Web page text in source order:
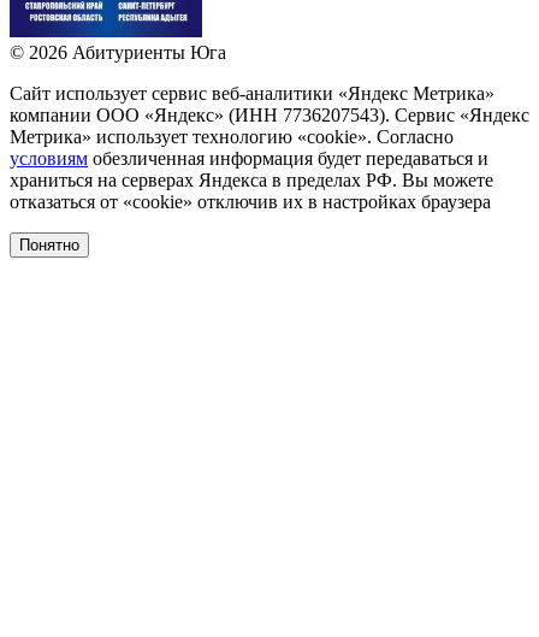
© 2026 Абитуриенты Юга
Сайт использует сервис веб-аналитики «Яндекс Метрика»
компании ООО «Яндекс» (ИНН 7736207543). Сервис «Яндекс
Метрика» использует технологию «сookie». Согласно
условиям обезличенная информация будет передаваться и
храниться на серверах Яндекса в пределах РФ. Вы можете
отказаться от «сookie» отключив их в настройках браузера
Понятно